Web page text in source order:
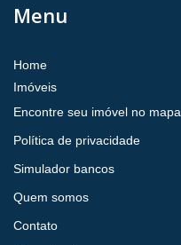
Menu
Home
Imóveis
Encontre seu imóvel no mapa
Política de privacidade
Simulador bancos
Quem somos
Contato